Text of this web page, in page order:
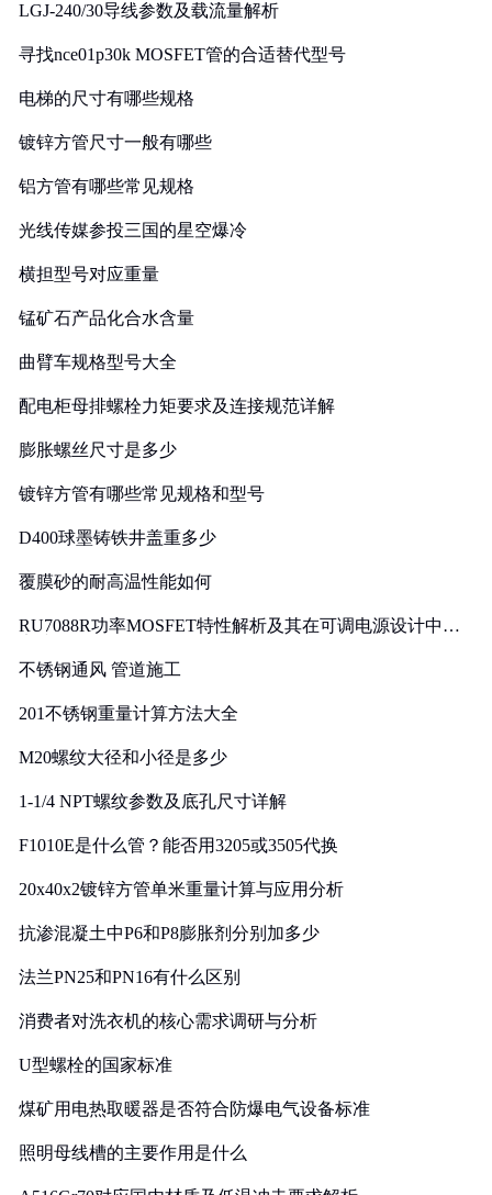
LGJ-240/30导线参数及载流量解析
寻找nce01p30k MOSFET管的合适替代型号
电梯的尺寸有哪些规格
镀锌方管尺寸一般有哪些
铝方管有哪些常见规格
光线传媒参投三国的星空爆冷
横担型号对应重量
锰矿石产品化合水含量
曲臂车规格型号大全
配电柜母排螺栓力矩要求及连接规范详解
膨胀螺丝尺寸是多少
镀锌方管有哪些常见规格和型号
D400球墨铸铁井盖重多少
覆膜砂的耐高温性能如何
RU7088R功率MOSFET特性解析及其在可调电源设计中的
不锈钢通风 管道施工
201不锈钢重量计算方法大全
M20螺纹大径和小径是多少
1-1/4 NPT螺纹参数及底孔尺寸详解
F1010E是什么管？能否用3205或3505代换
20x40x2镀锌方管单米重量计算与应用分析
抗渗混凝土中P6和P8膨胀剂分别加多少
法兰PN25和PN16有什么区别
消费者对洗衣机的核心需求调研与分析
U型螺栓的国家标准
煤矿用电热取暖器是否符合防爆电气设备标准
照明母线槽的主要作用是什么